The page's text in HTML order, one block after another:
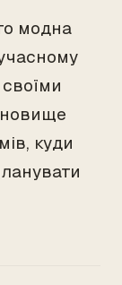
модна
куди